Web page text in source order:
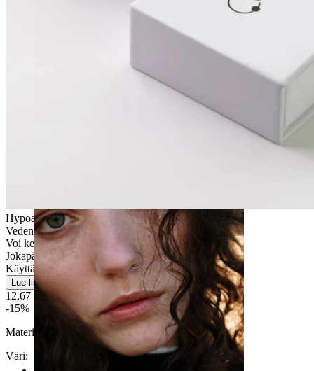
Hypoallergeeninen
Vedenkestävä
Voi kestää eliniän
Jokapäiväiseen käyttöön
Käyttäjäystävällinen
Lue lisää
12,67 €
14,90 €
-15%
Materiaali:
Väri: